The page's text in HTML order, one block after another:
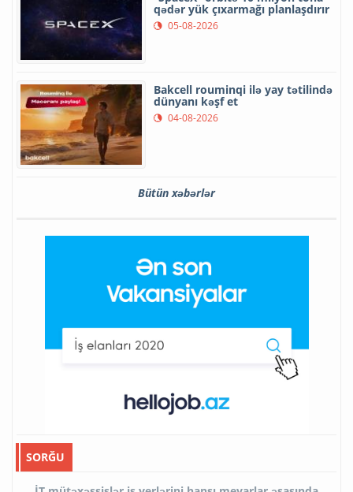
qədər yük çıxarmağı planlaşdırır
05-08-2026
Bakcell rouminqi ilə yay tətilində
dünyanı kəşf et
04-08-2026
Bütün xəbərlər
SORĞU